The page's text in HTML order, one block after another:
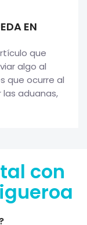
EN
que
algo al
que ocurre al
aduanas,
con